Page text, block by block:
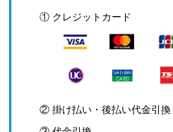
① クレジットカード
② 掛け払い・後払い代金引換